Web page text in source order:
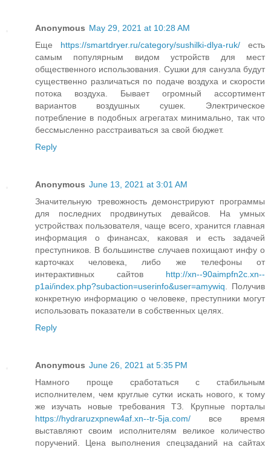
Anonymous May 29, 2021 at 10:28 AM
Еще https://smartdryer.ru/category/sushilki-dlya-ruk/ есть
самым популярным видом устройств для мест
общественного использования. Сушки для санузла будут
существенно различаться по подаче воздуха и скорости
потока воздуха. Бывает огромный ассортимент
вариантов воздушных сушек. Электрическое
потребление в подобных агрегатах минимально, так что
бессмысленно расстраиваться за свой бюджет.
Reply
Anonymous June 13, 2021 at 3:01 AM
Значительную тревожность демонстрируют программы
для последних продвинутых девайсов. На умных
устройствах пользователя, чаще всего, хранится главная
информация о финансах, каковая и есть задачей
преступников. В большинстве случаев похищают инфу о
карточках человека, либо же телефоны от
интерактивных сайтов http://xn--90aimpfn2c.xn--
p1ai/index.php?subaction=userinfo&user=amywiq . Получив
конкретную информацию о человеке, преступники могут
использовать показатели в собственных целях.
Reply
Anonymous June 26, 2021 at 5:35 PM
Намного проще сработаться с стабильным
исполнителем, чем круглые сутки искать нового, к тому
же изучать новые требования ТЗ. Крупные порталы
https://hydraruzxpnew4af.xn--tr-5ja.com/ все время
выставляют своим исполнителям великое количество
поручений. Цена выполнения спецзаданий на сайтах